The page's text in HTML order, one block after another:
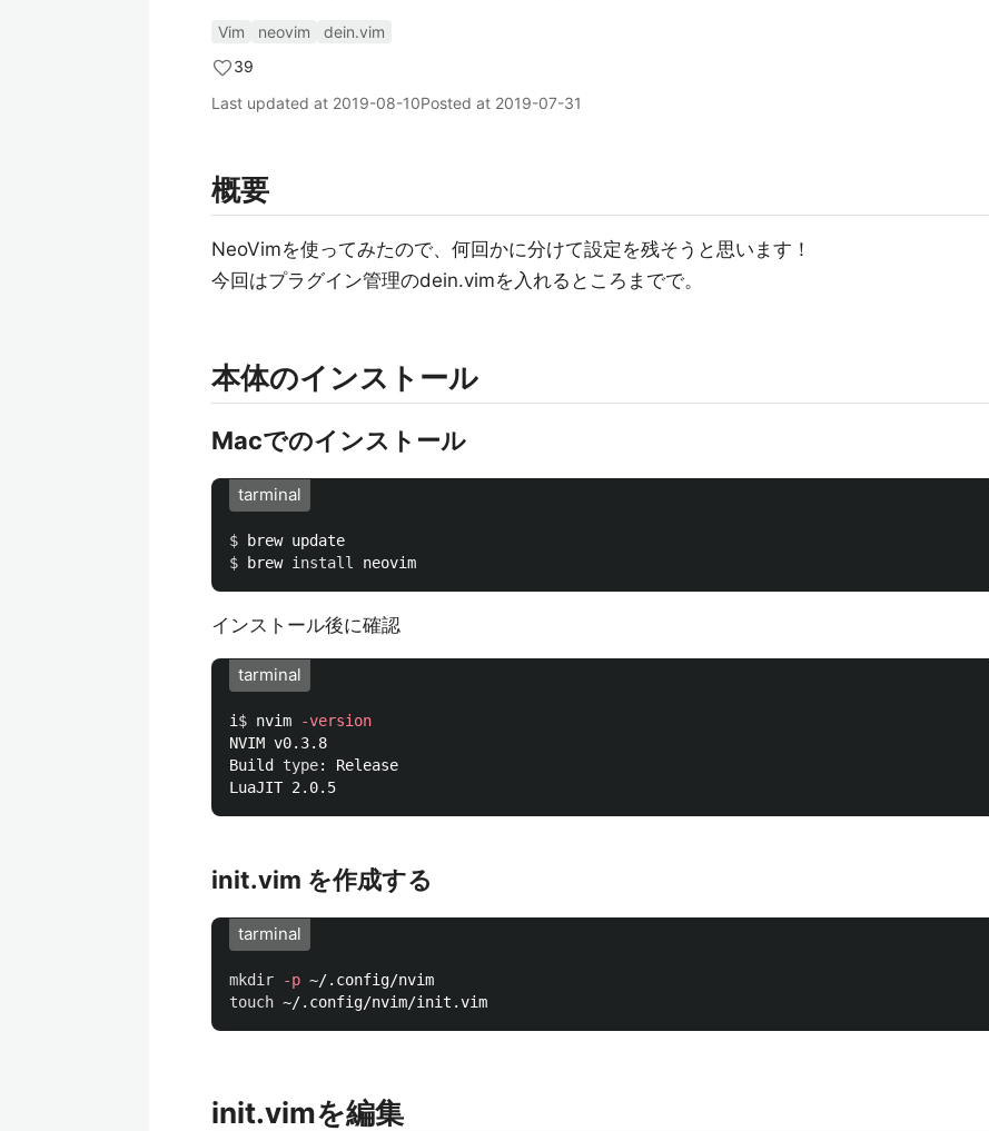
Vim neovim
dein.vim
39
Last updated at 2019-08-10Posted at 2019-07-31
概要
NeoVimを使ってみたので、何回かに分けて設定を残そうと思います！
今回はプラグイン管理のdein.vimを入れるところまでで。
本体のインストール
Macでのインストール
tarminal
$
$
brew install
インストール後に確認
tarminal
i $ nvim
-version
NVIM v0.3.8
Build type: Release
init.vim を作成する
tarminal
mkdir -p
touch
init.vimを編集